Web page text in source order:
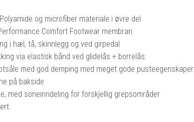
og microfiber materiale i øvre del
Comfort Footwear membran
i hæl, tå, skinnlegg og ved girpedal
via elastisk bånd ved glidelås + borrelås
med god demping med meget gode pusteegenskaper
på bakside
med soneinndeling for forskjellig grepsområder